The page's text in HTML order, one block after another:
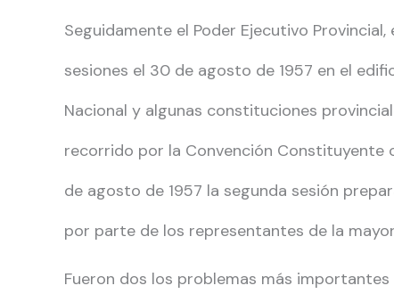
Seguidamente el Poder Ejecutivo
sesiones el 30 de agosto de 1957 en el
Nacional y algunas constituciones
recorrido por la Convención Constituyente
de agosto de 1957 la segunda sesión
por parte de los representantes de la
Fueron dos los problemas más